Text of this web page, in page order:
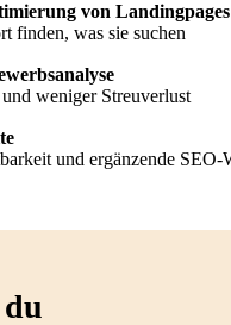
von Landingpages
finden, was sie suchen
weniger Streuverlust
und ergänzende SEO-